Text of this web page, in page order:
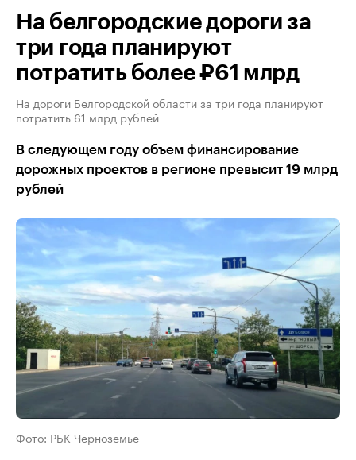
На белгородские дороги за
три года планируют
потратить более ₽61 млрд
На дороги Белгородской области за три года планируют
потратить 61 млрд рублей
В следующем году объем финансирование
дорожных проектов в регионе превысит 19 млрд
рублей
Фото: РБК Черноземье